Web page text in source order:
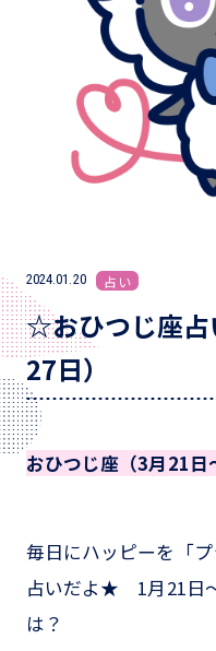
2024.01.20 占い
☆おひつじ座
27日）
おひつじ座（3月21日
毎日にハッピーを「
占いだよ★ 1月21日
は？